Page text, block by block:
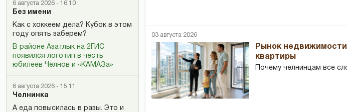
6 августа 2026 - 16:10
Без имени
Как с хоккеем дела? Кубок в этом
году опять заберем?
В районе Азатлык на 2ГИС
появился логотип в честь
юбилеев Челнов и «КАМАЗа»
6 августа 2026 - 15:11
Челнинка
А еда повысилась в разы. Это и
03 августа 2026
Рынок недвижимости
квартиры
Почему челнинцам все